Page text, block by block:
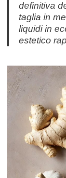
definitiva
taglia in
liquidi in
estetico